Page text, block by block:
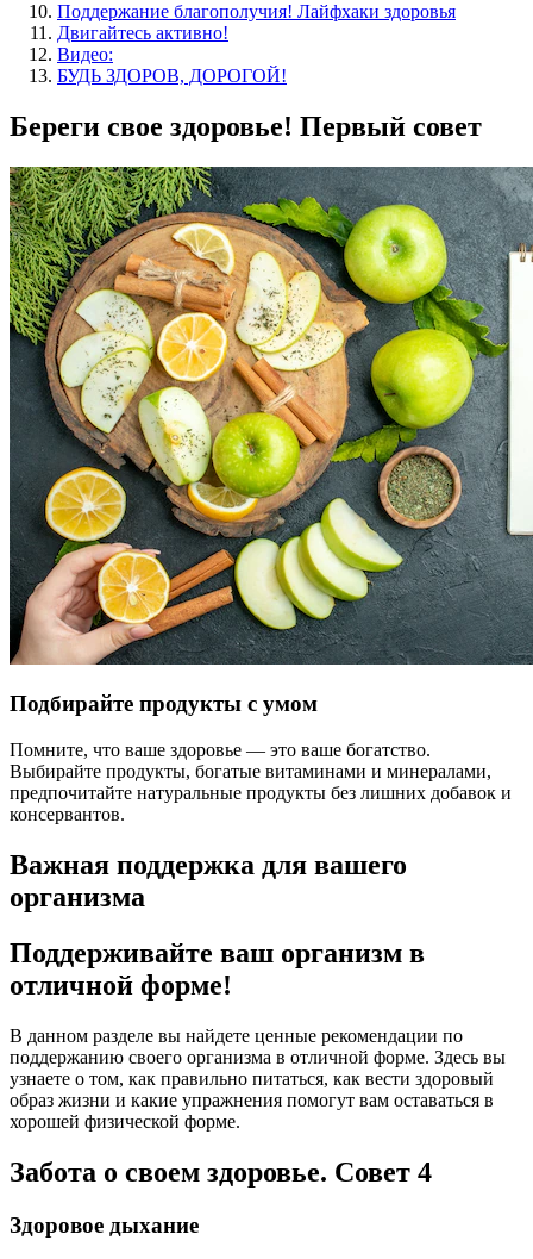
Поддержание благополучия! Лайфхаки здоровья
Двигайтесь активно!
Видео:
БУДЬ ЗДОРОВ, ДОРОГОЙ!
Береги свое здоровье! Первый совет
Подбирайте продукты с умом
Помните, что ваше здоровье — это ваше богатство.
Выбирайте продукты, богатые витаминами и минералами,
предпочитайте натуральные продукты без лишних добавок и
консервантов.
Важная поддержка для вашего
организма
Поддерживайте ваш организм в
отличной форме!
В данном разделе вы найдете ценные рекомендации по
поддержанию своего организма в отличной форме. Здесь вы
узнаете о том, как правильно питаться, как вести здоровый
образ жизни и какие упражнения помогут вам оставаться в
хорошей физической форме.
Забота о своем здоровье. Совет 4
Здоровое дыхание